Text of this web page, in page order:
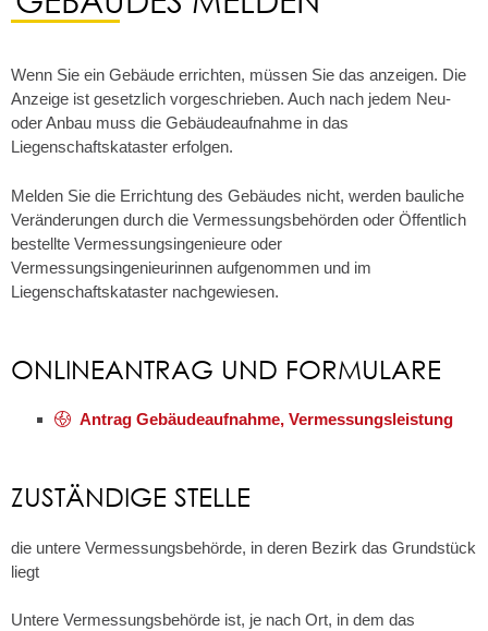
Wenn Sie ein Gebäude errichten, müssen Sie das anzeigen. Die
Anzeige ist gesetzlich vorgeschrieben. Auch nach jedem Neu-
oder Anbau muss die Gebäudeaufnahme in das
Liegenschaftskataster erfolgen.
Melden Sie die Errichtung des Gebäudes nicht, werden bauliche
Veränderungen durch die Vermessungsbehörden oder Öffentlich
bestellte Vermessungsingenieure oder
Vermessungsingenieurinnen aufgenommen und im
Liegenschaftskataster nachgewiesen.
ONLINEANTRAG UND FORMULARE
Antrag Gebäudeaufnahme, Vermessungsleistung
ZUSTÄNDIGE STELLE
die untere Vermessungsbehörde, in deren Bezirk das Grundstück
liegt
Untere Vermessungsbehörde ist, je nach Ort, in dem das